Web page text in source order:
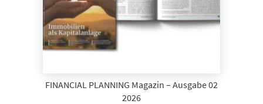
FINANCIAL PLANNING Magazin – Ausgabe 02
2026